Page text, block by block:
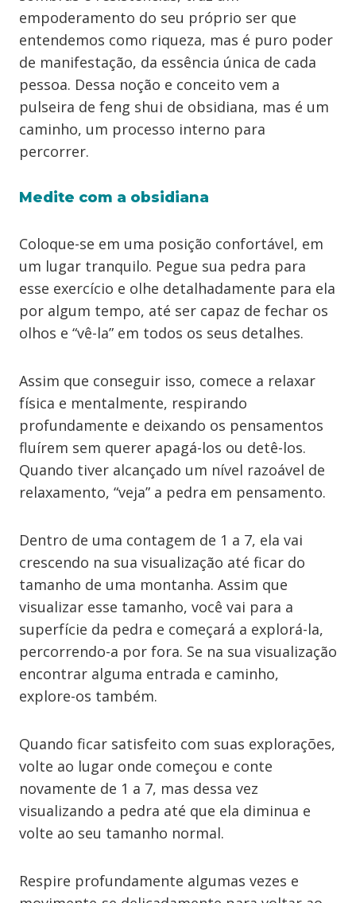
empoderamento do seu próprio ser que
entendemos como riqueza, mas é puro poder
de manifestação, da essência única de cada
pessoa. Dessa noção e conceito vem a
pulseira de feng shui de obsidiana, mas é um
caminho, um processo interno para
percorrer.
Medite com a obsidiana
Coloque-se em uma posição confortável, em
um lugar tranquilo. Pegue sua pedra para
esse exercício e olhe detalhadamente para ela
por algum tempo, até ser capaz de fechar os
olhos e “vê-la” em todos os seus detalhes.
Assim que conseguir isso, comece a relaxar
física e mentalmente, respirando
profundamente e deixando os pensamentos
fluírem sem querer apagá-los ou detê-los.
Quando tiver alcançado um nível razoável de
relaxamento, “veja” a pedra em pensamento.
Dentro de uma contagem de 1 a 7, ela vai
crescendo na sua visualização até ficar do
tamanho de uma montanha. Assim que
visualizar esse tamanho, você vai para a
superfície da pedra e começará a explorá-la,
percorrendo-a por fora. Se na sua visualização
encontrar alguma entrada e caminho,
explore-os também.
Quando ficar satisfeito com suas explorações,
volte ao lugar onde começou e conte
novamente de 1 a 7, mas dessa vez
visualizando a pedra até que ela diminua e
volte ao seu tamanho normal.
Respire profundamente algumas vezes e